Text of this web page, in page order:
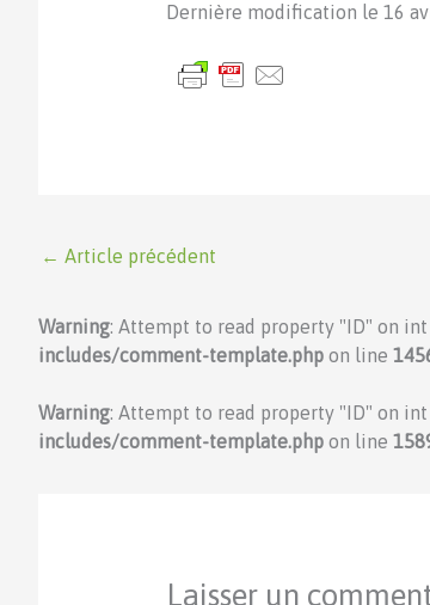
Dernière modification le 16
← Article précédent
Warning: Attempt to read property "ID" on
includes/comment-template.php on line
Warning: Attempt to read property "ID" on
includes/comment-template.php on line
Laisser un